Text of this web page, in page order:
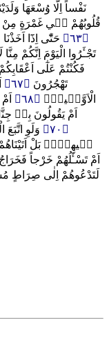
نَفْساً اِلَّا وُسْعَهَا
قُلُوبُهُمْ ف۪ي غَمْرَةٍ مِنْ
﴿٦٣﴾
حَتّٰٓى اِذَٓا
تَجْـَٔرُوا الْيَوْمَ اِنَّكُمْ
فَكُنْتُمْ عَلٰٓى
تَهْجُرُونَ ﴿٦٧﴾
الْاَوَّل۪ينَۘ ﴿٦٨﴾
اَمْ يَقُولُونَ بِه۪
﴿٧٠﴾
وَلَوِ
ف۪يهِنَّۜ بَلْ
اَمْ تَسْـَٔلُهُمْ خَرْجاً
لَتَدْعُوهُمْ اِلٰى صِرَاطٍ